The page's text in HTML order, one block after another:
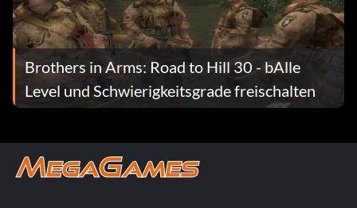
Brothers in Arms: Road to Hill 30 - bAlle
Level und Schwierigkeitsgrade freischalten